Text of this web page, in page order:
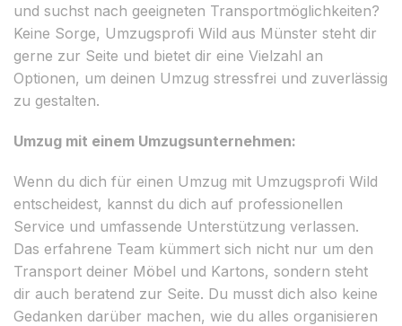
und suchst nach geeigneten Transportmöglichkeiten?
Keine Sorge, Umzugsprofi Wild aus Münster steht dir
gerne zur Seite und bietet dir eine Vielzahl an
Optionen, um deinen Umzug stressfrei und zuverlässig
zu gestalten.
Umzug mit einem Umzugsunternehmen:
Wenn du dich für einen Umzug mit Umzugsprofi Wild
entscheidest, kannst du dich auf professionellen
Service und umfassende Unterstützung verlassen.
Das erfahrene Team kümmert sich nicht nur um den
Transport deiner Möbel und Kartons, sondern steht
dir auch beratend zur Seite. Du musst dich also keine
Gedanken darüber machen, wie du alles organisieren